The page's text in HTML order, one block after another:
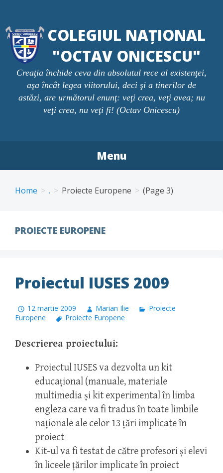
content
COLEGIUL NAȚIONAL
"OCTAV ONICESCU"
Creaţia închide ceva din absolutul rece al existenţei,
aşa încât legea viitorului, deci şi a tinerilor de
astăzi, are următorul enunţ: veţi crea, veţi avea; nu
veţi crea, nu veţi fi! (Octav Onicescu)
Menu
Home . Proiecte Europene (Page 3)
PROIECTE EUROPENE
Proiectul IUSES 2009
12 martie 2009 Marian Ilie
Proiecte
Europene
Proiecte Europene
Descrierea proiectului:
Proiectul IUSES va dezvolta un kit
educațional (manuale, materiale
multimedia și kit experimental în limba
engleza care va fi tradus în toate limbile
naționale ale celor 13 țări implicate în
proiect
Kit-ul va fi testat de către profesori și elevi
în liceele țărilor implicate în proiect